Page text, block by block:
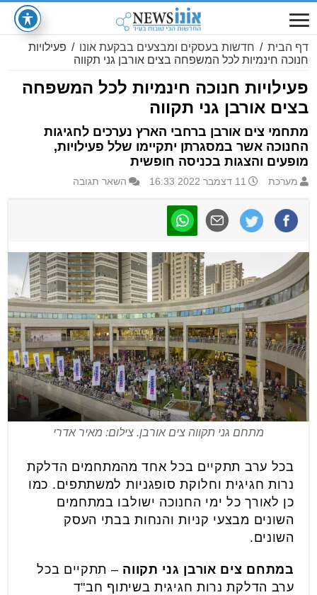
דף הבית / חדשות בעסקים ומבצעים בבקעת אונו / פעילויות
חנוכה חינמיות לכל המשפחה בצים אורבן גני תקווה
פעילויות חנוכה חינמיות לכל המשפחה
בצים אורבן גני תקווה
מתחמי צים אורבן ברחבי הארץ נערכים לחגיגות
החנוכה אשר במסגרתן יתקיימו שלל פעילויות,
מופעים והצגות בכניסה חופשית
מערכת 11 דצמבר 2022 16:33 השאר תגובה
מתחם גני תקווה צים אורבן. צילום: מאיר אדרי
בכל ערב תתקיים בכל אחד מהמתחמים הדלקת
נרות חגיגית וחלוקת סופגניות למשתתפים. כמו
כן לאורך כל ימי החנוכה ישולבו במתחמים
השונים מבצעי קניות והנחות בבתי העסק
השונים.
במתחם צים אורבן גני תקווה – תתקיים בכל
ערב הדלקת נרות חגיגית בשיתוף חב"ד